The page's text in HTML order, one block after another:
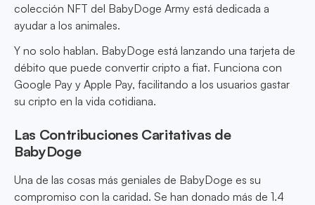
colección NFT del BabyDoge Army está dedicada a
ayudar a los animales.
Y no solo hablan. BabyDoge está lanzando una tarjeta de
débito que puede convertir cripto a fiat. Funciona con
Google Pay y Apple Pay, facilitando a los usuarios gastar
su cripto en la vida cotidiana.
Las Contribuciones Caritativas de
BabyDoge
Una de las cosas más geniales de BabyDoge es su
compromiso con la caridad. Se han donado más de 1.4